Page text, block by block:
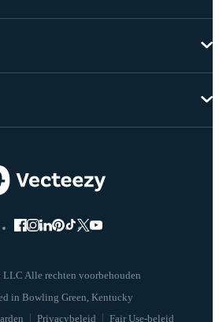
Alle rechten voorbehouden
Privacybeleid Fair Use-beleid